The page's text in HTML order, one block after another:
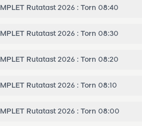
Rutatast 2026 : Torn 08:40
Rutatast 2026 : Torn 08:30
Rutatast 2026 : Torn 08:20
Rutatast 2026 : Torn 08:10
Rutatast 2026 : Torn 08:00